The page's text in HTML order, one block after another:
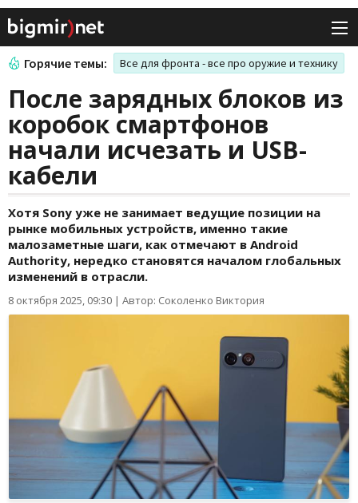
Горячие темы: Все для фронта - все про оружие и технику
После зарядных блоков из
коробок смартфонов
начали исчезать и USB-
кабели
Хотя Sony уже не занимает ведущие позиции на
рынке мобильных устройств, именно такие
малозаметные шаги, как отмечают в Android
Authority, нередко становятся началом глобальных
изменений в отрасли.
8 октября 2025, 09:30 | Автор: Соколенко Виктория